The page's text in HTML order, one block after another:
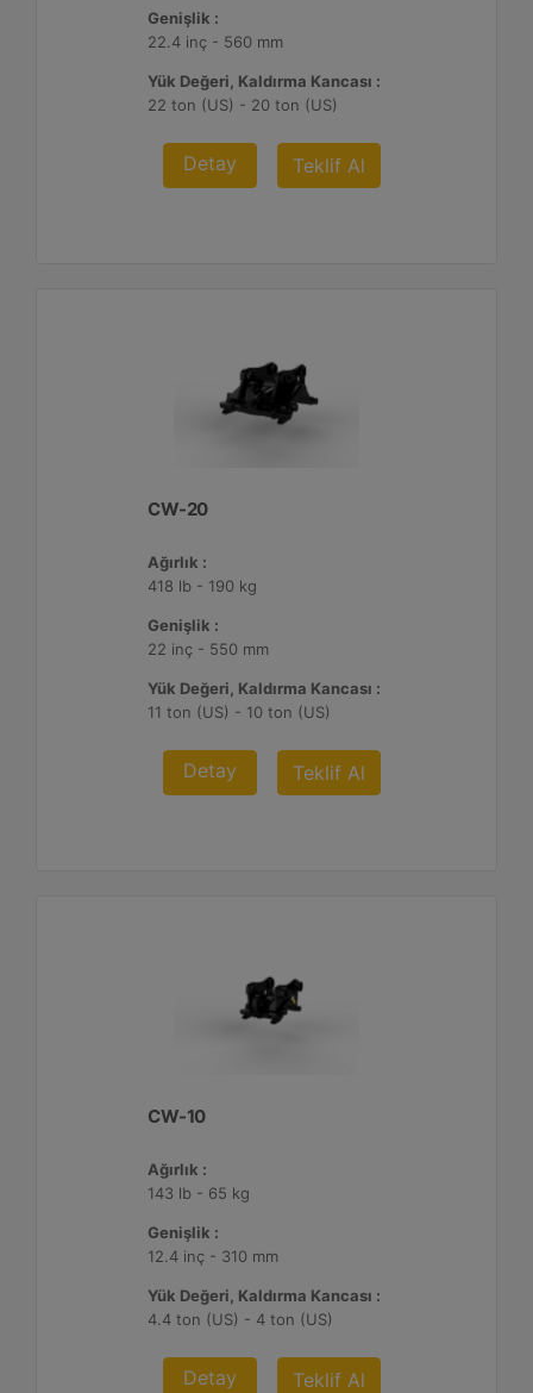
Genişlik :
22.4 inç - 560 mm
Yük Değeri, Kaldırma Kancası :
22 ton (US) - 20 ton (US)
Detay Teklif Al
CW-20
Ağırlık :
418 lb - 190 kg
Genişlik :
22 inç - 550 mm
Yük Değeri, Kaldırma Kancası :
11 ton (US) - 10 ton (US)
Detay Teklif Al
CW-10
Ağırlık :
143 lb - 65 kg
Genişlik :
12.4 inç - 310 mm
Yük Değeri, Kaldırma Kancası :
4.4 ton (US) - 4 ton (US)
Detay Teklif Al